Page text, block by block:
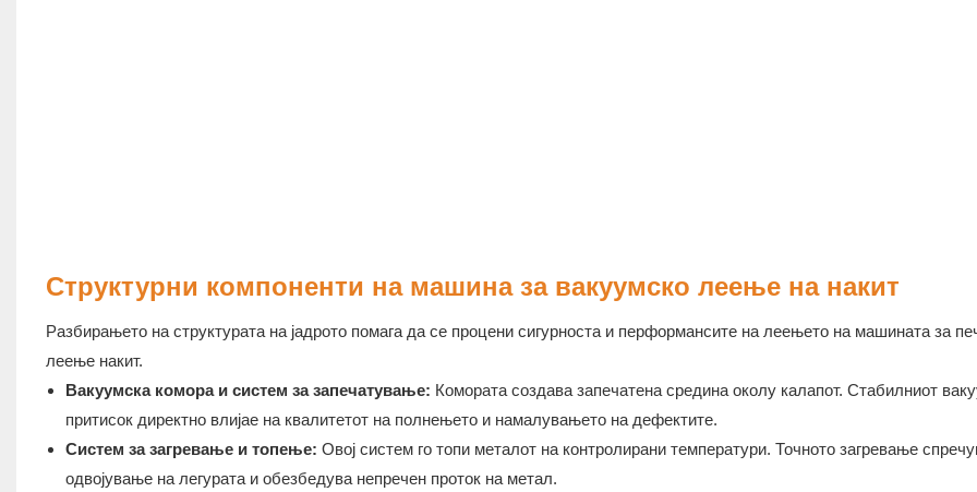
Структурни компоненти на машина за вакуумско леење на накит
Разбирањето на структурата на јадрото помага да се процени сигурноста и перформансите на леењето на машината за
леење накит.
Вакуумска комора и систем за запечатување: Комората создава запечатена средина околу калапот. Стабилниот
притисок директно влијае на квалитетот на полнењето и намалувањето на дефектите.
Систем за загревање и топење: Овој систем го топи металот на контролирани температури. Точното загревање
одвојување на легурата и обезбедува непречен проток на метал.